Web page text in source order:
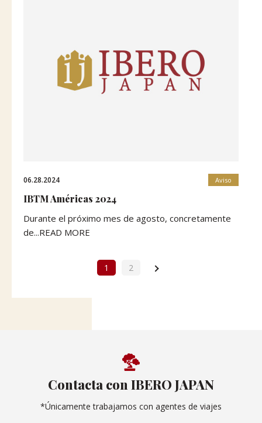
06.28.2024 Aviso
IBTM Américas 2024
Durante el próximo mes de agosto, concretamente
de...READ MORE
1 2
Contacta con IBERO JAPAN
*Únicamente trabajamos con agentes de viajes